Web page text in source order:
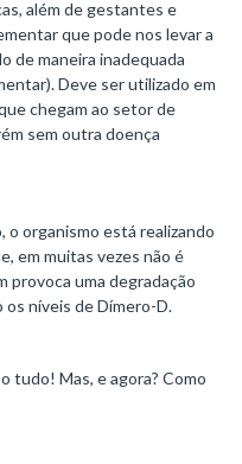
além de gestantes e
que pode nos levar a
de maneira inadequada
Deve ser utilizado em
chegam ao setor de
sem outra doença
o organismo está realizando
em muitas vezes não é
provoca uma degradação
os níveis de Dímero-D.
tudo! Mas, e agora? Como